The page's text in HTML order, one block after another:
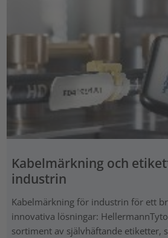
Kabelmärkning och
industrin
Kabelmärkning för industrin för ett
innovativa lösningar:
sortiment av självhäftande etiketter,